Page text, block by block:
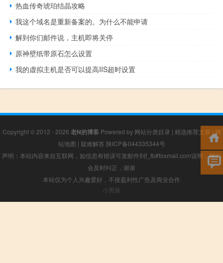
热血传奇琥珀结晶攻略
我这个域名是重新备案的。为什么不能申请
解到你们邮件说，主机即将关停
原神壁纸带原石怎么设置
我的虚拟主机是否可以提高IIS超时设置
Copyright © 2012 - 2026 老N的博客Powered by 网站分类目录 | 精选推荐文章 |网
站地图 | 疑难解答 陕ICP备044335344号
声明：本站内容来自互联网，如信息有错误可发邮件到f_fb#foxmail.com说明，我们
会及时纠正，谢谢
本站仅为个人兴趣爱好，不接盈利性广告及商业合作
小男孩